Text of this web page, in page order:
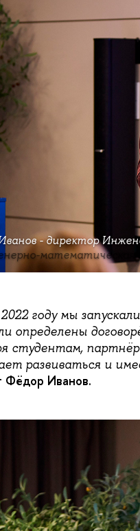
- директор
2022 году мы
определены
студентам,
развиваться и
Фёдор Иванов.